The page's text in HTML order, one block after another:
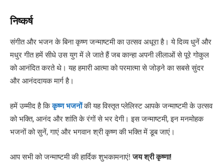
निष्कर्ष
संगीत और भजन के बिना कृष्ण जन्माष्टमी का उत्सव अधूरा है। ये दिव्य धुनें और
मधुर गीत हमें सीधे उस युग में ले जाते हैं जब कान्हा अपनी लीलाओं से पूरे गोकुल
को आनंदित करते थे। यह हमारी आत्मा को परमात्मा से जोड़ने का सबसे सुंदर
और आनंददायक मार्ग है।
हमें उम्मीद है किकृष्ण भजनोंकी यह विस्तृत प्लेलिस्ट आपके जन्माष्टमी के उत्सव
को भक्ति, आनंद और शांति के रंगों से भर देगी। इस जन्माष्टमी, इन मनमोहक
भजनों को सुनें, गाएं और भगवान श्री कृष्ण की भक्ति में डूब जाएं।
आप सभी को जन्माष्टमी की हार्दिक शुभकामनाएं!जय श्री कृष्णा!